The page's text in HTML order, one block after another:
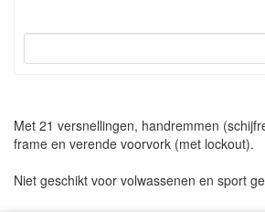
Met 21 versnellingen, handremmen
frame en verende voorvork (met lockout).
Niet geschikt voor volwassenen en sport